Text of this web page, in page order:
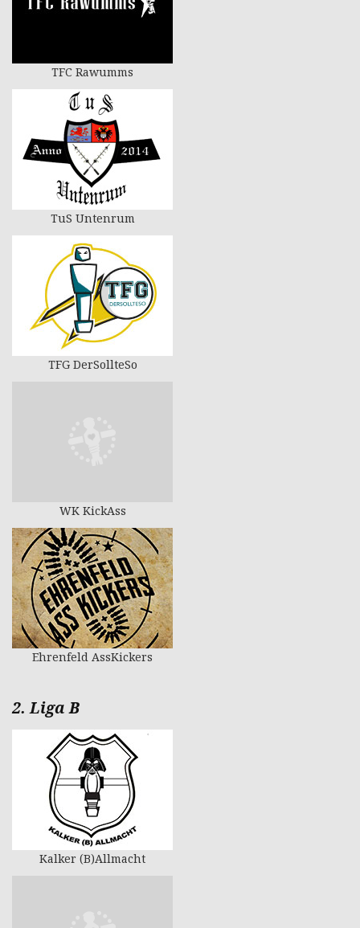
TFC Rawumms
TuS Untenrum
TFG DerSollteSo
WK KickAss
Ehrenfeld AssKickers
2. Liga B
Kalker (B)Allmacht